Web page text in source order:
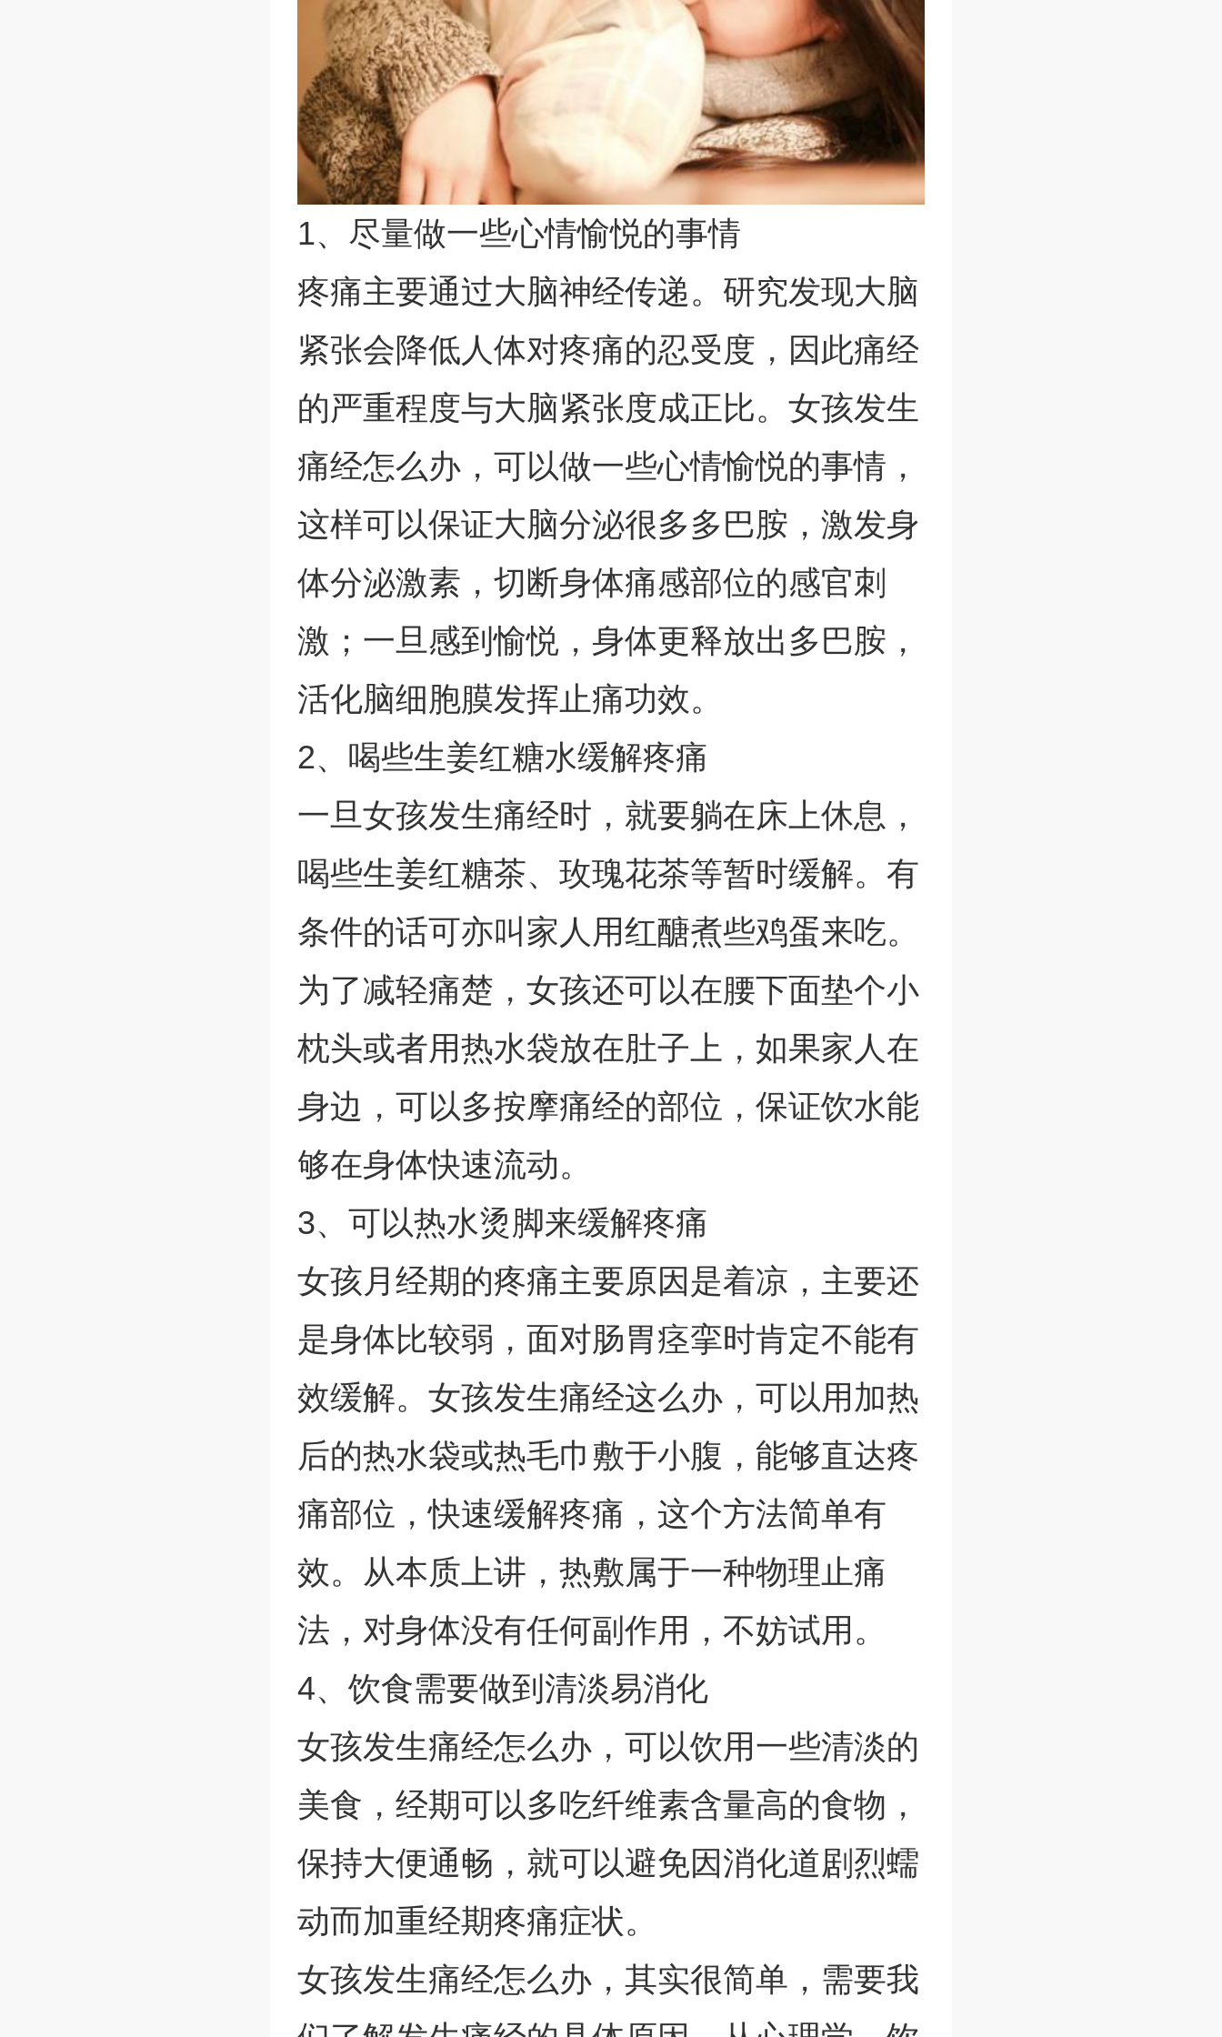
1、尽量做一些心情愉悦的事情
疼痛主要通过大脑神经传递。研究发现大脑
紧张会降低人体对疼痛的忍受度，因此痛经
的严重程度与大脑紧张度成正比。女孩发生
痛经怎么办，可以做一些心情愉悦的事情，
这样可以保证大脑分泌很多多巴胺，激发身
体分泌激素，切断身体痛感部位的感官刺
激；一旦感到愉悦，身体更释放出多巴胺，
活化脑细胞膜发挥止痛功效。
2、喝些生姜红糖水缓解疼痛
一旦女孩发生痛经时，就要躺在床上休息，
喝些生姜红糖茶、玫瑰花茶等暂时缓解。有
条件的话可亦叫家人用红醣煮些鸡蛋来吃。
为了减轻痛楚，女孩还可以在腰下面垫个小
枕头或者用热水袋放在肚子上，如果家人在
身边，可以多按摩痛经的部位，保证饮水能
够在身体快速流动。
3、可以热水烫脚来缓解疼痛
女孩月经期的疼痛主要原因是着凉，主要还
是身体比较弱，面对肠胃痉挛时肯定不能有
效缓解。女孩发生痛经这么办，可以用加热
后的热水袋或热毛巾敷于小腹，能够直达疼
痛部位，快速缓解疼痛，这个方法简单有
效。从本质上讲，热敷属于一种物理止痛
法，对身体没有任何副作用，不妨试用。
4、饮食需要做到清淡易消化
女孩发生痛经怎么办，可以饮用一些清淡的
美食，经期可以多吃纤维素含量高的食物，
保持大便通畅，就可以避免因消化道剧烈蠕
动而加重经期疼痛症状。
女孩发生痛经怎么办，其实很简单，需要我